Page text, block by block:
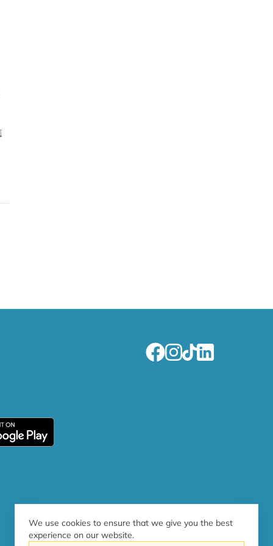
We use cookies to ensure that we give you the best
experience on our website.